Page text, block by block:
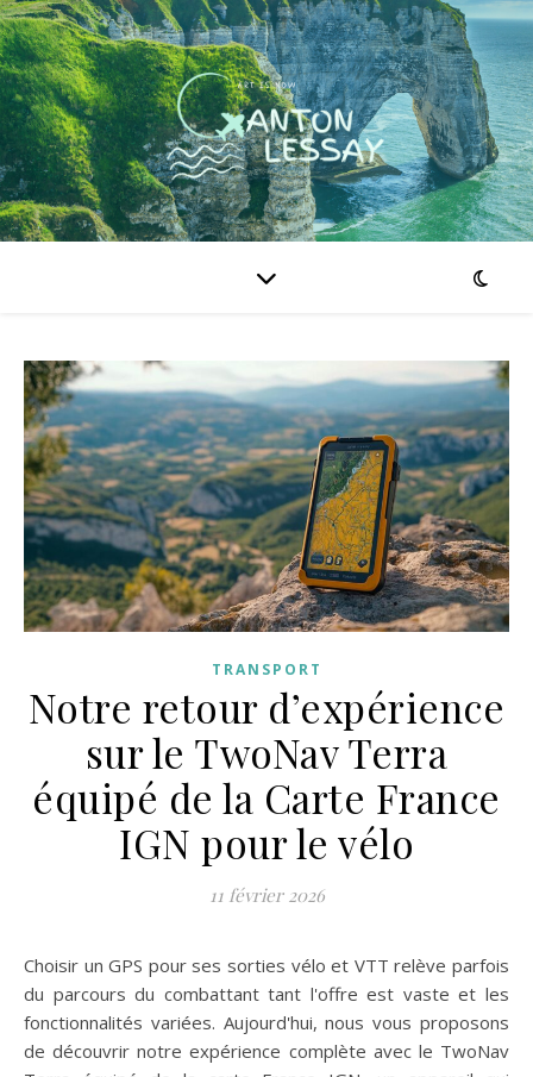
TRANSPORT
Notre retour d’expérience
sur le TwoNav Terra
équipé de la Carte France
IGN pour le vélo
11 février 2026
Choisir un GPS pour ses sorties vélo et VTT relève parfois
du parcours du combattant tant l'offre est vaste et les
fonctionnalités variées. Aujourd'hui, nous vous proposons
de découvrir notre expérience complète avec le TwoNav